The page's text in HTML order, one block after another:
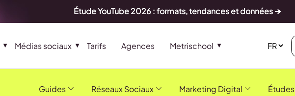
Étude YouTube 2026 : formats, tendances et données ➔
Médias sociaux Tarifs Agences Metrischool
Guides Réseaux Sociaux Marketing Digital Études